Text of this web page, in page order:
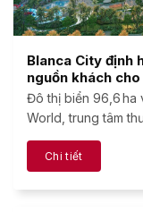
Blanca City định
nguồn khách
Đô thị biển 96,6 ha
World, trung tâm
Chi tiết